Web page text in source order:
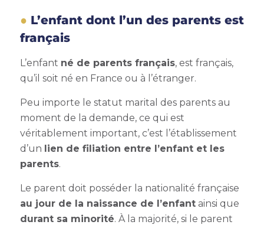
L’enfant dont l’un des parents est
français
L’enfant né de parents français, est français,
qu’il soit né en France ou à l’étranger.
Peu importe le statut marital des parents au
moment de la demande, ce qui est
véritablement important, c’est l’établissement
d’un lien de filiation entre l’enfant et les
parents.
Le parent doit posséder la nationalité française
au jour de la naissance de l’enfantainsi que
durant sa minorité. À la majorité, si le parent